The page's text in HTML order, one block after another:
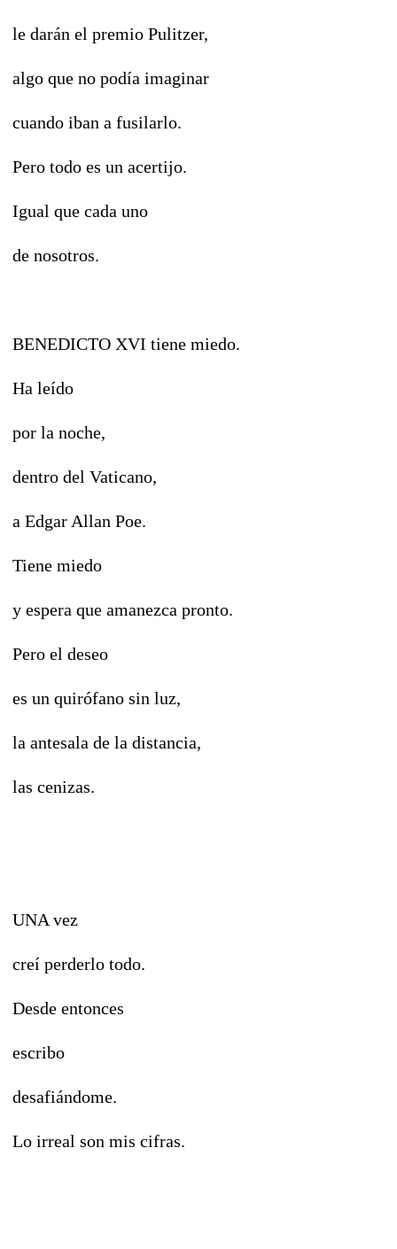
le darán el premio Pulitzer,
algo que no podía imaginar
cuando iban a fusilarlo.
Pero todo es un acertijo.
Igual que cada uno
de nosotros.
BENEDICTO XVI tiene miedo.
Ha leído
por la noche,
dentro del Vaticano,
a Edgar Allan Poe.
Tiene miedo
y espera que amanezca pronto.
Pero el deseo
es un quirófano sin luz,
la antesala de la distancia,
las cenizas.
UNA vez
creí perderlo todo.
Desde entonces
escribo
desafiándome.
Lo irreal son mis cifras.